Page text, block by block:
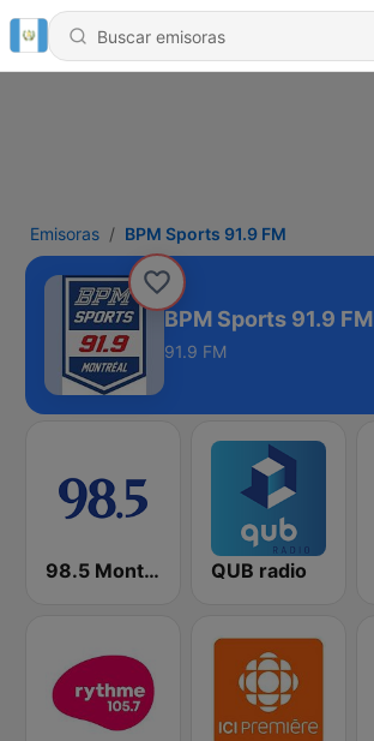
Emisoras BPM Sports 91.9 FM
BPM Sports 91.9 FM
91.9 FM
98.5 Montréal QUB radio